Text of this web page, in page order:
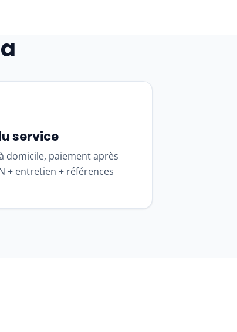
service
domicile, paiement après
+ entretien + références